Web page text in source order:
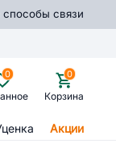
способы связи
0
Корзина
0
Акции